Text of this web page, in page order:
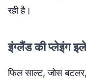
रही है।
इंग्लैंड की प्लेइंग
फिल साल्ट, जोस